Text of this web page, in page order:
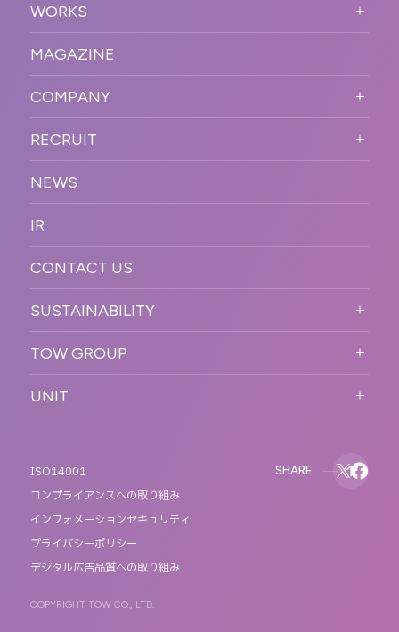
VISION
OUR DNA
STRONG POINT
BUSINESS DOMAIN
SOLUTION
WORKFLOW
WORKS
オンラインイベント
SNSプロモーション
プラットフォーム販
促
デジタル制作・映像
制作
PR
カンファレンス・展示会・アワ
ESPORTS・ゲームプロモーシ
MAGAZINE
COMPANY
COMPANY INFORMATION
MESSAGE
OFFICER
ACCESS
ORGANIZATION CHART
HISTORY
RECRUIT
新卒採用
キャリア採用
NEWS
IR
CONTACT US
SUSTAINABILITY
サステナビリティ
TOW GROUP
MOTTO
BLUES MOBILE
UNIT
ISO14001
コンプライアンスへの取り組み
インフォメーションセキュリティ
プライバシーポリシー
デジタル広告品質への取り組み
COPYRIGHT TOW CO., LTD.
SHARE